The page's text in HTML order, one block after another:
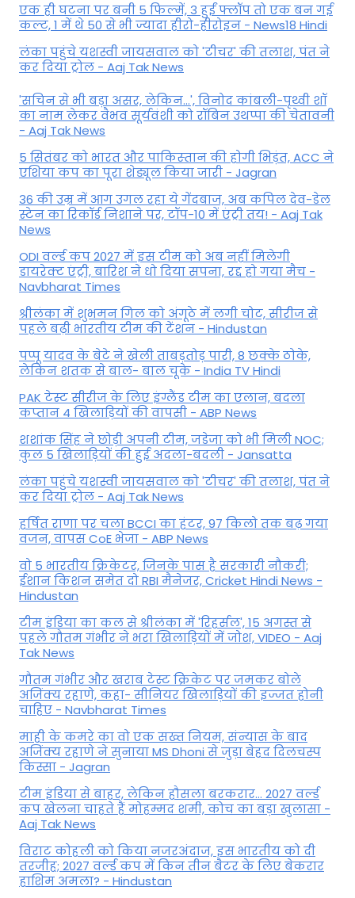
एक ही घटना पर बनी 5 फिल्में, 3 हुईं फ्लॉप तो एक बन गई
कल्ट, 1 में थे 50 से भी ज्यादा हीरो-हीरोइन - News18 Hindi
लंका पहुंचे यशस्वी जायसवाल को 'टीचर' की तलाश, पंत ने
कर द‍िया ट्रोल - Aaj Tak News
'सचिन से भी बड़ा असर, लेकिन...', व‍िनोद कांबली-पृथ्वी शॉ
का नाम लेकर वैभव सूर्यवंशी को रॉबिन उथप्पा की चेतावनी
- Aaj Tak News
5 सितंबर को भारत और पाकिस्‍तान की होगी भिड़ंत, ACC ने
एशिया कप का पूरा शेड्यूल किया जारी - Jagran
36 की उम्र में आग उगल रहा ये गेंदबाज, अब कपिल देव-डेल
स्टेन का रिकॉर्ड निशाने पर, टॉप-10 में एंट्री तय! - Aaj Tak
News
ODI वर्ल्ड कप 2027 में इस टीम को अब नहीं मिलेगी
डायरेक्ट एंट्री, बारिश ने धो दिया सपना, रद्द हो गया मैच -
Navbharat Times
श्रीलंका में शुभमन गिल को अंगूठे में लगी चोट, सीरीज से
पहले बढ़ी भारतीय टीम की टेंशन - Hindustan
पप्पू यादव के बेटे ने खेली ताबड़तोड़ पारी, 8 छक्के ठोके,
लेकिन शतक से बाल- बाल चूके - India TV Hindi
PAK टेस्ट सीरीज के लिए इंग्लैंड टीम का एलान, बदला
कप्तान 4 खिलाड़ियों की वापसी - ABP News
शशांक सिंह ने छोड़ी अपनी टीम, जडेजा को भी मिली NOC;
कुल 5 खिलाड़ियों की हुई अदला-बदली - Jansatta
लंका पहुंचे यशस्वी जायसवाल को 'टीचर' की तलाश, पंत ने
कर द‍िया ट्रोल - Aaj Tak News
हर्षित राणा पर चला BCCI का हंटर, 97 किलो तक बढ़ गया
वजन, वापस CoE भेजा - ABP News
वो 5 भारतीय क्रिकेटर, जिनके पास है सरकारी नौकरी;
ईशान किशन समेत दो RBI मैनेजर, Cricket Hindi News -
Hindustan
टीम इंडिया का कल से श्रीलंका में 'रिहर्सल', 15 अगस्त से
पहले गौतम गंभीर ने भरा ख‍िलाड़‍ियों में जोश, VIDEO - Aaj
Tak News
गौतम गंभीर और खराब टेस्ट क्रिकेट पर जमकर बोले
अजिंक्य रहाणे, कहा- सीनियर खिलाड़ियों की इज्जत होनी
चाहिए - Navbharat Times
माही के कमरे का वो एक सख्त नियम, संन्यास के बाद
अजिंक्‍य रहाणे ने सुनाया MS Dhoni से जुड़ा बेहद दिलचस्प
किस्सा - Jagran
टीम इंडिया से बाहर, लेकिन हौसला बरकरार... 2027 वर्ल्ड
कप खेलना चाहते हैं मोहम्मद शमी, कोच का बड़ा खुलासा -
Aaj Tak News
विराट कोहली को किया नजरअंदाज, इस भारतीय को दी
तरजीह; 2027 वर्ल्ड कप में किन तीन बैटर के लिए बेकरार
हाशिम अमला? - Hindustan